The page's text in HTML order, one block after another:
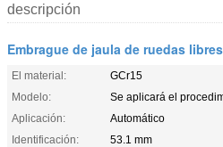
descripción
Embrague de jaula de ruedas libres
El material:
GCr15
Modelo:
Se aplicará el
Aplicación:
Automático
Identificación:
53.1 mm